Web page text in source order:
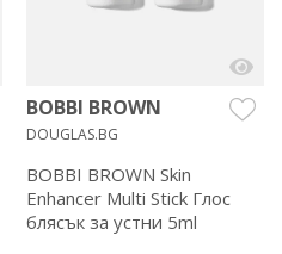
BOBBI BROWN
DOUGLAS.BG
BOBBI BROWN Skin
Enhancer Multi Stick Глос
блясък за устни 5ml